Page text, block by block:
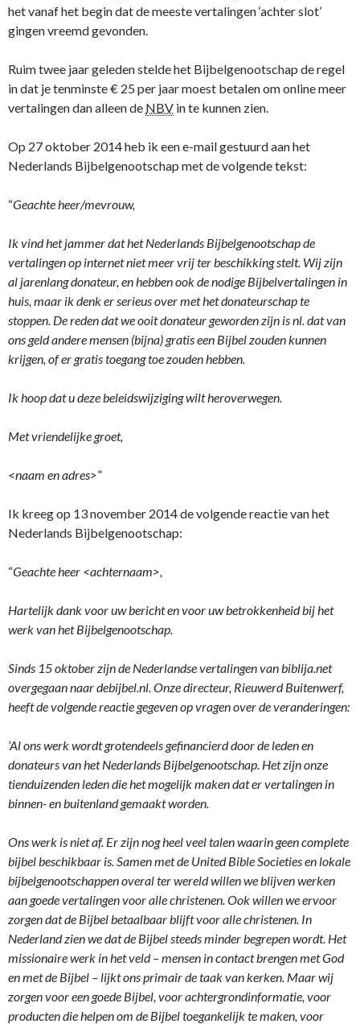
het vanaf het begin dat de meeste vertalingen ‘achter slot’
gingen vreemd gevonden.
Ruim twee jaar geleden stelde het Bijbelgenootschap de regel
in dat je tenminste € 25 per jaar moest betalen om online meer
vertalingen dan alleen de NBV in te kunnen zien.
Op 27 oktober 2014 heb ik een e-mail gestuurd aan het
Nederlands Bijbelgenootschap met de volgende tekst:
“Geachte heer/mevrouw,
Ik vind het jammer dat het Nederlands Bijbelgenootschap de
vertalingen op internet niet meer vrij ter beschikking stelt. Wij zijn
al jarenlang donateur, en hebben ook de nodige Bijbelvertalingen in
huis, maar ik denk er serieus over met het donateurschap te
stoppen. De reden dat we ooit donateur geworden zijn is nl. dat van
ons geld andere mensen (bijna) gratis een Bijbel zouden kunnen
krijgen, of er gratis toegang toe zouden hebben.
Ik hoop dat u deze beleidswijziging wilt heroverwegen.
Met vriendelijke groet,
<naam en adres>”
Ik kreeg op 13 november 2014 de volgende reactie van het
Nederlands Bijbelgenootschap:
“Geachte heer <achternaam>,
Hartelijk dank voor uw bericht en voor uw betrokkenheid bij het
werk van het Bijbelgenootschap.
Sinds 15 oktober zijn de Nederlandse vertalingen van biblija.net
overgegaan naar debijbel.nl. Onze directeur, Rieuwerd Buitenwerf,
heeft de volgende reactie gegeven op vragen over de veranderingen:
‘Al ons werk wordt grotendeels gefinancierd door de leden en
donateurs van het Nederlands Bijbelgenootschap. Het zijn onze
tienduizenden leden die het mogelijk maken dat er vertalingen in
binnen- en buitenland gemaakt worden.
Ons werk is niet af. Er zijn nog heel veel talen waarin geen complete
bijbel beschikbaar is. Samen met de United Bible Societies en lokale
bijbelgenootschappen overal ter wereld willen we blijven werken
aan goede vertalingen voor alle christenen. Ook willen we ervoor
zorgen dat de Bijbel betaalbaar blijft voor alle christenen. In
Nederland zien we dat de Bijbel steeds minder begrepen wordt. Het
missionaire werk in het veld – mensen in contact brengen met God
en met de Bijbel – lijkt ons primair de taak van kerken. Maar wij
zorgen voor een goede Bijbel, voor achtergrondinformatie, voor
producten die helpen om de Bijbel toegankelijk te maken, voor